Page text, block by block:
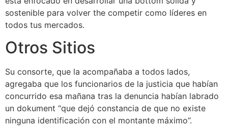
sostenible para volver the competir como líderes en
todos tus mercados.
Otros Sitios
Su consorte, que la acompañaba a todos lados,
agregaba que los funcionarios de la justicia que habían
concurrido esa mañana tras la denuncia habían labrado
un dokument “que dejó constancia de que no existe
ninguna identificación con el montante máximo”.